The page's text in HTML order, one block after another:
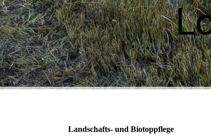
Landschafts- und Biotoppflege